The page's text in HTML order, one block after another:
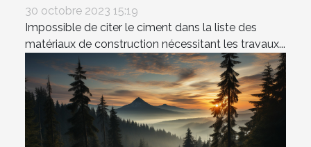
30 octobre 2023 15:19
Impossible de citer le ciment dans la liste des
matériaux de construction nécessitant les travaux...